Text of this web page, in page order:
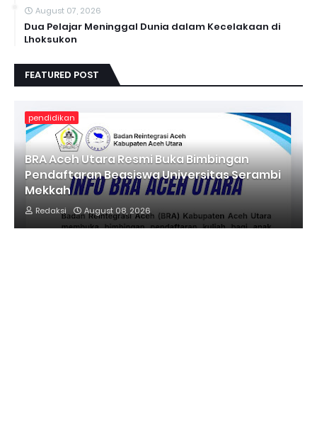
August 07, 2026
Dua Pelajar Meninggal Dunia dalam Kecelakaan di
Lhoksukon
FEATURED POST
pendidikan
BRA Aceh Utara Resmi Buka Bimbingan
Pendaftaran Beasiswa Universitas Serambi
Mekkah
Redaksi August 08, 2026